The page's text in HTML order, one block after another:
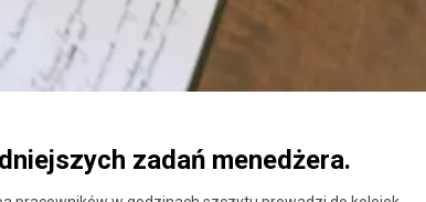
zadań menedżera.